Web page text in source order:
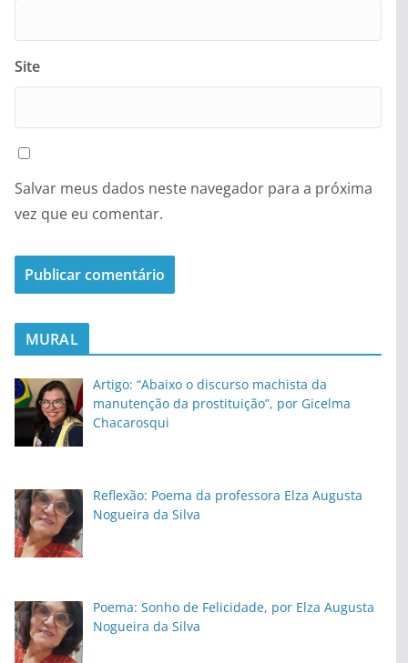
Site
Salvar meus dados neste navegador para a próxima
vez que eu comentar.
MURAL
Artigo: “Abaixo o discurso machista da
manutenção da prostituição”, por Gicelma
Chacarosqui
Reflexão: Poema da professora Elza Augusta
Nogueira da Silva
Poema: Sonho de Felicidade, por Elza Augusta
Nogueira da Silva